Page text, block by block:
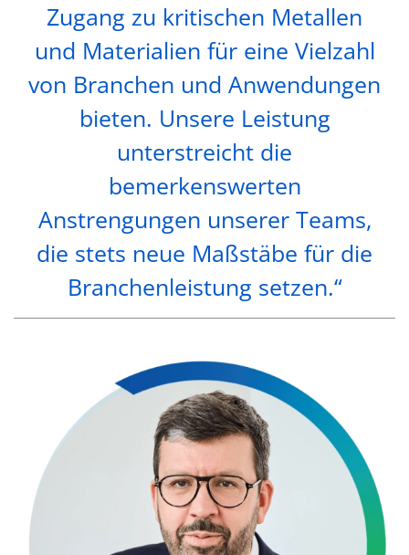
Zugang zu kritischen Metallen
und Materialien für eine Vielzahl
von Branchen und Anwendungen
bieten. Unsere Leistung
unterstreicht die
bemerkenswerten
Anstrengungen unserer Teams,
die stets neue Maßstäbe für die
Branchenleistung setzen.“